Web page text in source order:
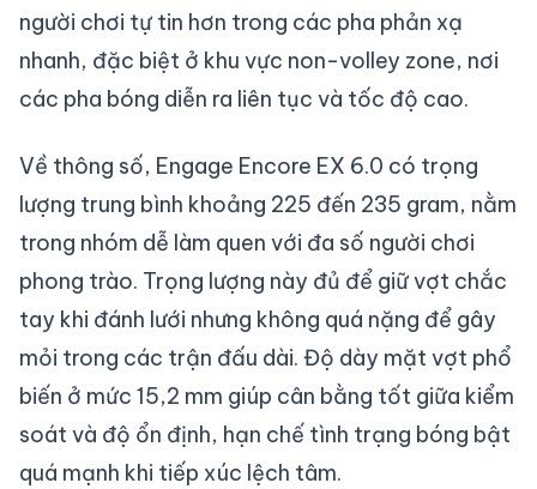
người chơi tự tin hơn trong các pha phản xạ
nhanh, đặc biệt ở khu vực non-volley zone, nơi
các pha bóng diễn ra liên tục và tốc độ cao.
Về thông số, Engage Encore EX 6.0 có trọng
lượng trung bình khoảng 225 đến 235 gram, nằm
trong nhóm dễ làm quen với đa số người chơi
phong trào. Trọng lượng này đủ để giữ vợt chắc
tay khi đánh lưới nhưng không quá nặng để gây
mỏi trong các trận đấu dài. Độ dày mặt vợt phổ
biến ở mức 15,2 mm giúp cân bằng tốt giữa kiểm
soát và độ ổn định, hạn chế tình trạng bóng bật
quá mạnh khi tiếp xúc lệch tâm.